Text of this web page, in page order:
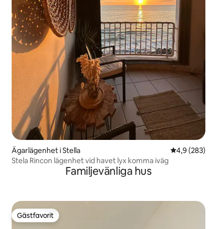
Ägarlägenhet i Stella 4,9 av 5 i
4,9 (283)
Stela Rincon lägenhet vid havet lyx komma iväg
Familjevänliga hus
Gästfavorit
Gästfavorit